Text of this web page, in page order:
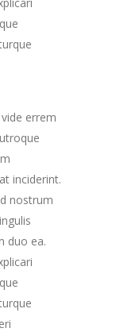
errem
inciderint.
nostrum
duo ea.